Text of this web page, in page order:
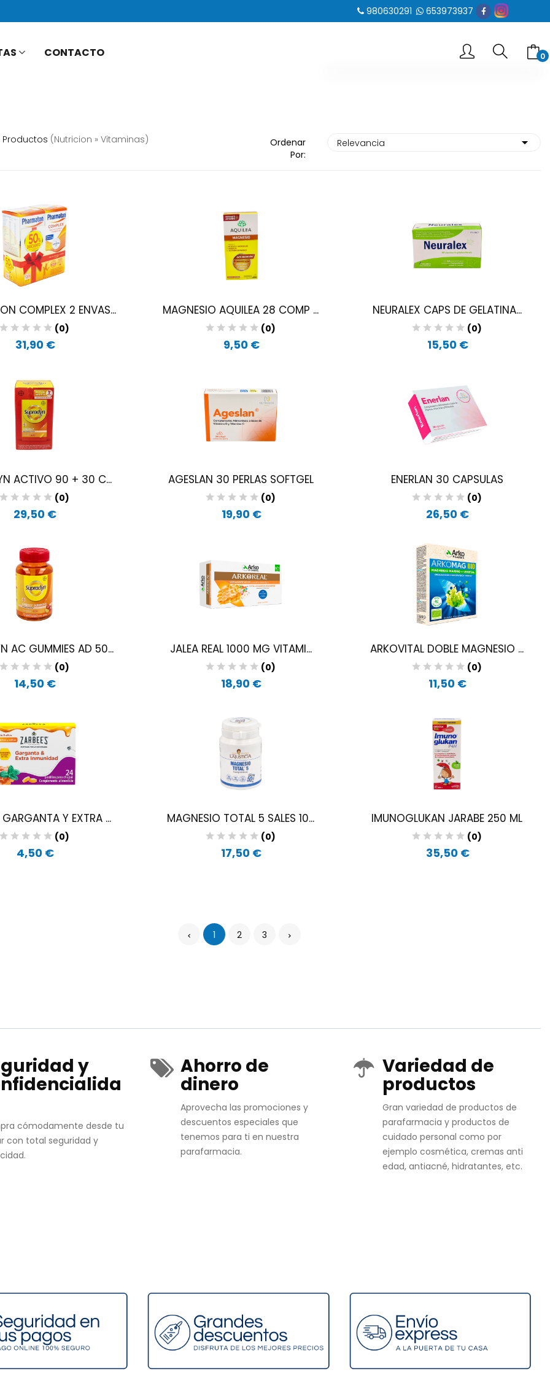
980630291 653973937
CONTACTO 0
Productos (nutricion » Vitaminas)
Ordenar
Por:
COMPLEX 2 ENVAS...
(0)
31,90 €
MAGNESIO AQUILEA 28 COMP ...
(0)
9,50 €
NEURALEX CAPS DE GELATINA...
(0)
15,50 €
ACTIVO 90 + 30 C...
(0)
29,50 €
AGESLAN 30 PERLAS SOFTGEL
(0)
19,90 €
ENERLAN 30 CAPSULAS
(0)
26,50 €
AC GUMMIES AD 50...
(0)
14,50 €
JALEA REAL 1000 MG VITAMI...
(0)
18,90 €
ARKOVITAL DOBLE MAGNESIO ...
(0)
11,50 €
GARGANTA Y EXTRA ...
(0)
4,50 €
MAGNESIO TOTAL 5 SALES 10...
(0)
17,50 €
IMUNOGLUKAN JARABE 250 ML
(0)
35,50 €
1 2 3
y
cómodamente desde tu
con total seguridad y
Ahorro de
dinero
Aprovecha las promociones y
descuentos especiales que
tenemos para ti en nuestra
parafarmacia.
Variedad de
productos
Gran variedad de productos de
parafarmacia y productos de
cuidado personal como por
ejemplo cosmética, cremas anti
edad, antiacné, hidratantes, etc.